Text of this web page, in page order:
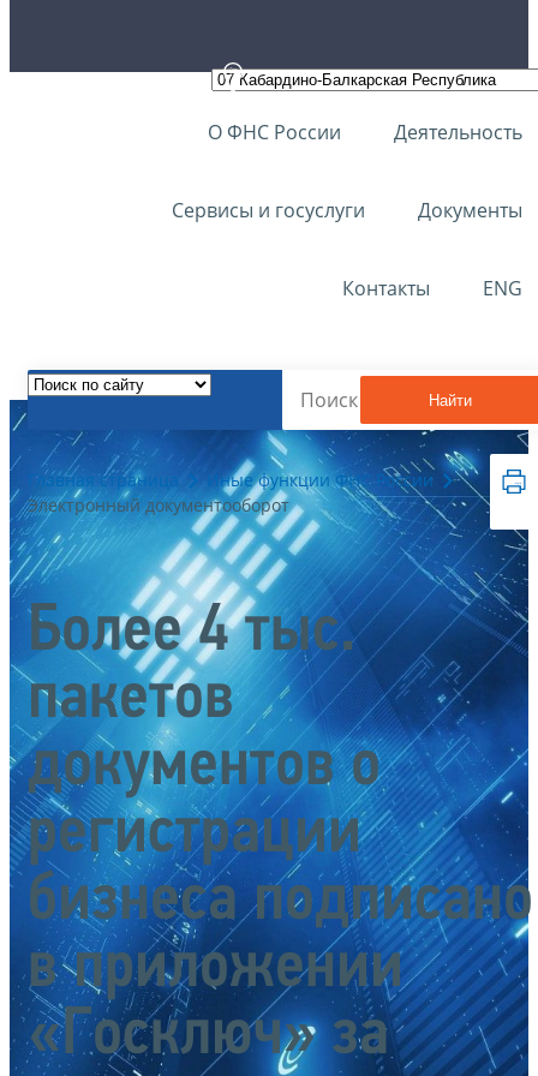
О ФНС России Деятельность
Сервисы и госуслуги Документы
Контакты ENG
Найти
Главная страница
Иные функции ФНС России
Электронный документооборот
Более 4 тыс.
пакетов
документов о
регистрации
бизнеса подписано
в приложении
«Госключ» за